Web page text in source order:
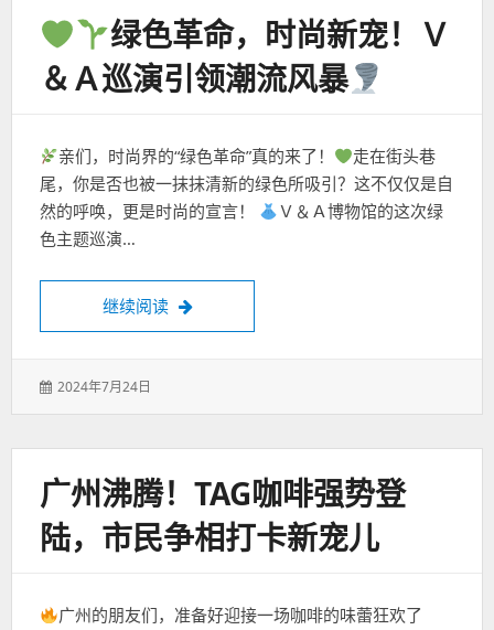
绿色革命，时尚新宠！Ｖ
＆Ａ巡演引领潮流风暴
亲们，时尚界的“绿色革命”真的来了！
走在街头巷
尾，你是否也被一抹抹清新的绿色所吸引？这不仅仅是自
然的呼唤，更是时尚的宣言！
Ｖ＆Ａ博物馆的这次绿
色主题巡演…
继续阅读 绿色革命，时尚新宠！Ｖ＆Ａ巡演引领潮
发
2024年7月24日
广州沸腾！TAG咖啡强势登
陆，市民争相打卡新宠儿
广州的朋友们，准备好迎接一场咖啡的味蕾狂欢了